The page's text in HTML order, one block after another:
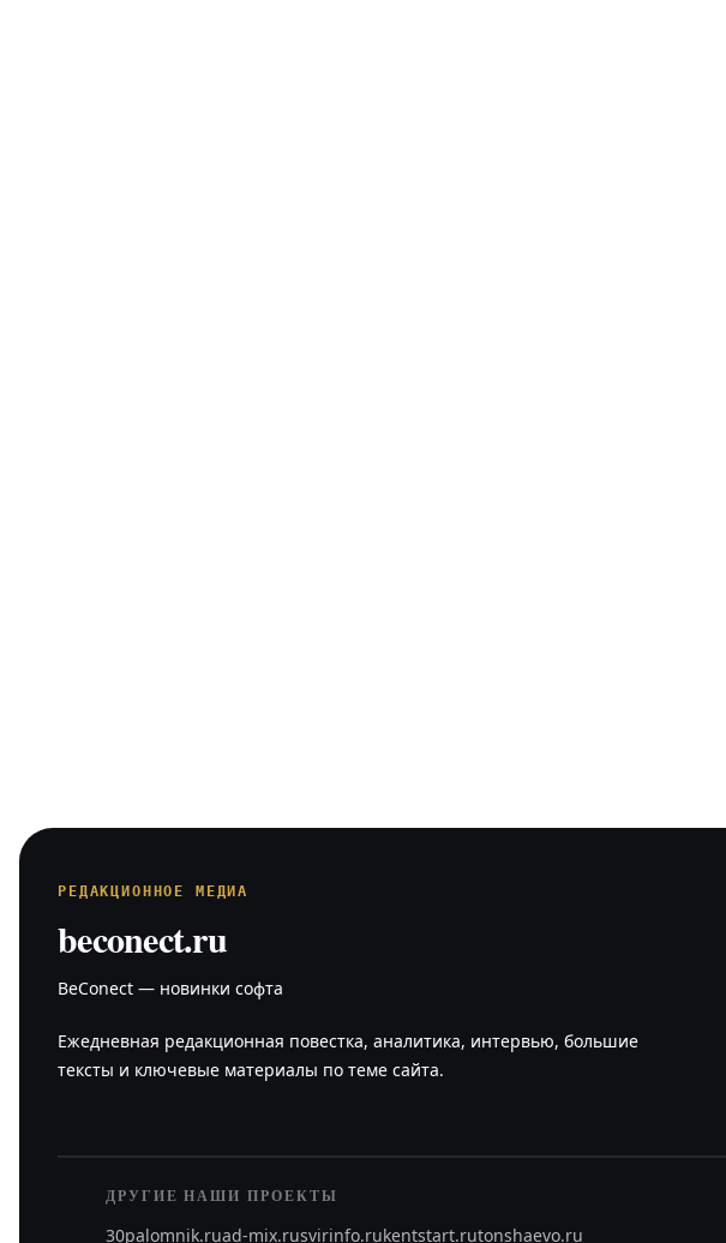
РЕДАКЦИОННОЕ МЕДИА
beconect.ru
BeConect — новинки софта
Ежедневная редакционная повестка, аналитика, интервью, большие
тексты и ключевые материалы по теме сайта.
ДРУГИЕ НАШИ ПРОЕКТЫ
30palomnik.ruad-mix.rusvirinfo.rukentstart.rutonshaevo.ru